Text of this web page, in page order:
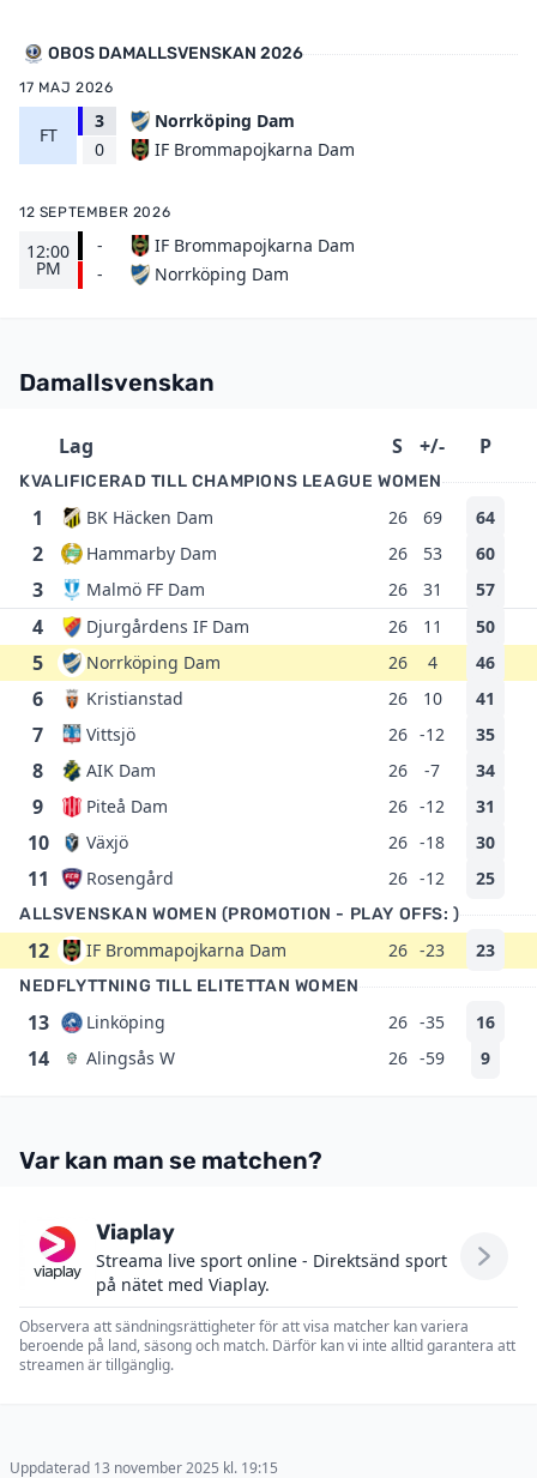
OBOS DAMALLSVENSKAN 2026
17 MAJ 2026
FT
3
0
Norrköping Dam
IF Brommapojkarna Dam
12 SEPTEMBER 2026
12:00
PM
-
-
IF Brommapojkarna Dam
Norrköping Dam
Damallsvenskan
Lag S +/- P
KVALIFICERAD TILL CHAMPIONS LEAGUE WOMEN
1 BK Häcken Dam 26 69 64
2 Hammarby Dam 26 53 60
3 Malmö FF Dam 26 31 57
4 Djurgårdens IF Dam 26 11 50
5 Norrköping Dam 26 4 46
6 Kristianstad 26 10 41
7 Vittsjö 26 -12 35
8 AIK Dam 26 -7 34
9 Piteå Dam 26 -12 31
10 Växjö 26 -18 30
11 Rosengård 26 -12 25
ALLSVENSKAN WOMEN (PROMOTION - PLAY OFFS: )
12 IF Brommapojkarna Dam 26 -23 23
NEDFLYTTNING TILL ELITETTAN WOMEN
13 Linköping 26 -35 16
14 Alingsås W 26 -59 9
Var kan man se matchen?
Viaplay
Streama live sport online - Direktsänd sport
på nätet med Viaplay.
Observera att sändningsrättigheter för att visa matcher kan variera
beroende på land, säsong och match. Därför kan vi inte alltid garantera att
streamen är tillgänglig.
Uppdaterad 13 november 2025 kl. 19:15